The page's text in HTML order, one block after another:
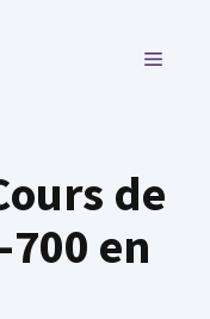
MENU
de
en